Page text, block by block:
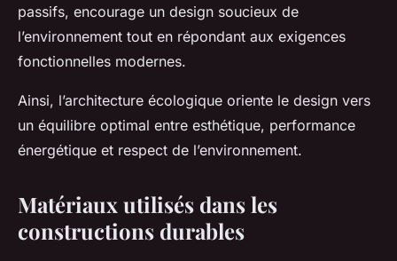
passifs, encourage un design soucieux de
l’environnement tout en répondant aux exigences
fonctionnelles modernes.
Ainsi, l’architecture écologique oriente le design vers
un équilibre optimal entre esthétique, performance
énergétique et respect de l’environnement.
Matériaux utilisés dans les
constructions durables